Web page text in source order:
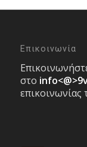
Επικοινωνία
στο